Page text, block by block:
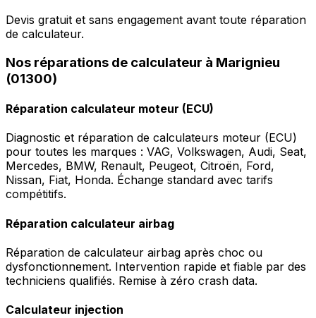
Devis gratuit et sans engagement avant toute réparation
de calculateur.
Nos réparations de calculateur à Marignieu
(01300)
Réparation calculateur moteur (ECU)
Diagnostic et réparation de calculateurs moteur (ECU)
pour toutes les marques : VAG, Volkswagen, Audi, Seat,
Mercedes, BMW, Renault, Peugeot, Citroën, Ford,
Nissan, Fiat, Honda. Échange standard avec tarifs
compétitifs.
Réparation calculateur airbag
Réparation de calculateur airbag après choc ou
dysfonctionnement. Intervention rapide et fiable par des
techniciens qualifiés. Remise à zéro crash data.
Calculateur injection